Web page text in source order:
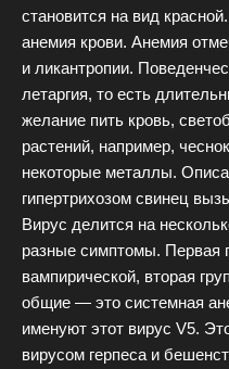
становится на вид
анемия крови. Анемия
и ликантропии.
летаргия, то есть
желание пить кровь,
растений, например,
некоторые металлы.
гипертрихозом свинец
Вирус делится на
разные симптомы. Первая
вампирической, вторая
общие — это системная
именуют этот вирус V5.
вирусом герпеса и